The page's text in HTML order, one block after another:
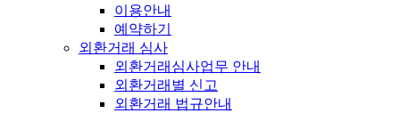
이용안내
예약하기
외환거래 심사
외환거래심사업무 안내
외환거래별 신고
외환거래 법규안내